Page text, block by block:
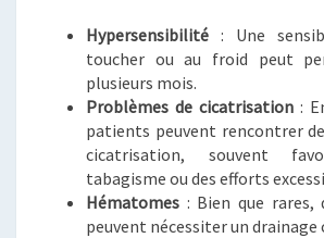
Hypersensibilité : Une
toucher ou au froid peut
plusieurs mois.
Problèmes de cicatrisation :
patients peuvent rencontrer
cicatrisation, souvent
tabagisme ou des efforts
Hématomes : Bien que rares,
peuvent nécessiter un drainage